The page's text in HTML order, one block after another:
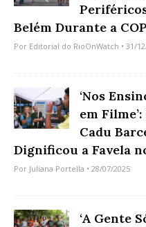
Belém Durante a
Por Editorial do RioOnWatch • 31/
‘Nos
em
Cadu
Dignificou a Favela
Por Juliana Portella • 28/07/2025
‘A Gente